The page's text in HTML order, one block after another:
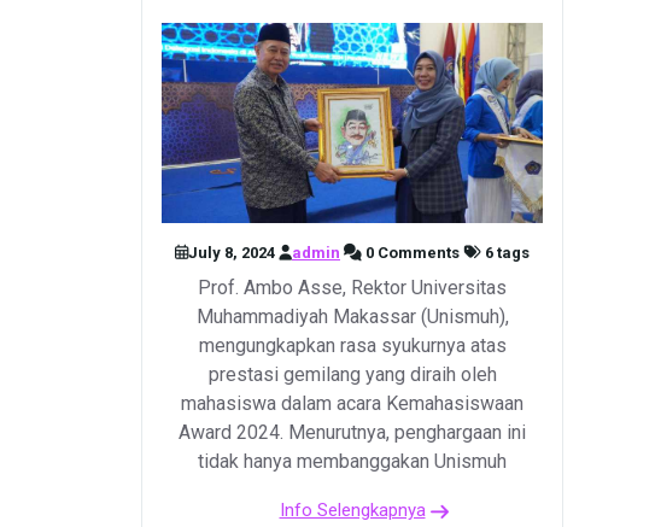
July 8, 2024 admin 0 Comments 6 tags
Prof. Ambo Asse, Rektor Universitas
Muhammadiyah Makassar (Unismuh),
mengungkapkan rasa syukurnya atas
prestasi gemilang yang diraih oleh
mahasiswa dalam acara Kemahasiswaan
Award 2024. Menurutnya, penghargaan ini
tidak hanya membanggakan Unismuh
Info Selengkapnya